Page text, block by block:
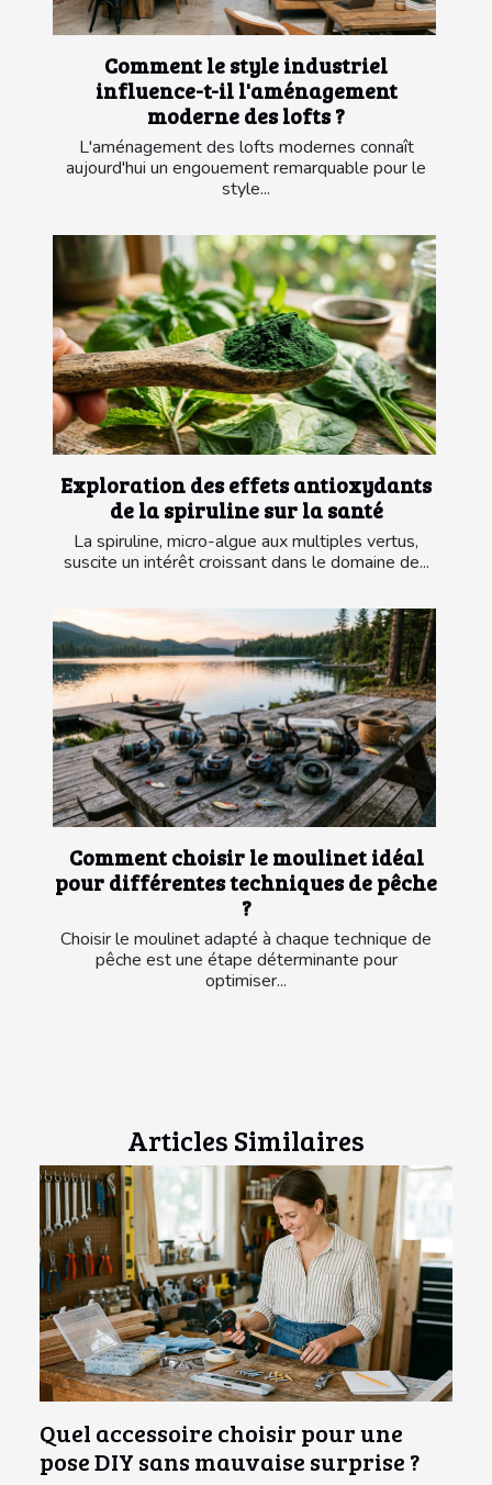
Comment le style industriel
influence-t-il l'aménagement
moderne des lofts ?
L'aménagement des lofts modernes connaît
aujourd'hui un engouement remarquable pour le
style...
Exploration des effets antioxydants
de la spiruline sur la santé
La spiruline, micro-algue aux multiples vertus,
suscite un intérêt croissant dans le domaine de...
Comment choisir le moulinet idéal
pour différentes techniques de pêche
?
Choisir le moulinet adapté à chaque technique de
pêche est une étape déterminante pour
optimiser...
Articles Similaires
Quel accessoire choisir pour une
pose DIY sans mauvaise surprise ?